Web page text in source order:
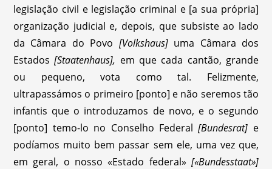
legislação civil e legislação criminal e [a sua própria]
organização judicial e, depois, que subsiste ao lado
da Câmara do Povo [Volkshaus] uma Câmara dos
Estados[Staatenhaus], em que cada cantão, grande
ou pequeno, vota como tal. Felizmente,
ultrapassámos o primeiro [ponto] e não seremos tão
infantis que o introduzamos de novo, e o segundo
[ponto] temo-lo no Conselho Federal[Bundesrat] e
podíamos muito bem passar sem ele, uma vez que,
em geral, o nosso «Estado federal» [«Bundesstaat»]